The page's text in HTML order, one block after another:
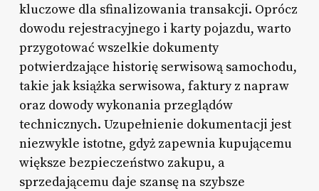
kluczowe dla sfinalizowania transakcji. Oprócz
dowodu rejestracyjnego i karty pojazdu, warto
przygotować wszelkie dokumenty
potwierdzające historię serwisową samochodu,
takie jak książka serwisowa, faktury z napraw
oraz dowody wykonania przeglądów
technicznych. Uzupełnienie dokumentacji jest
niezwykle istotne, gdyż zapewnia kupującemu
większe bezpieczeństwo zakupu, a
sprzedającemu daje szansę na szybsze